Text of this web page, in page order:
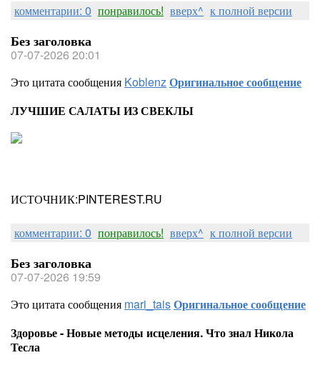
комментарии: 0 понравилось! вверх^ к полной версии
Без заголовка
07-07-2026 20:01
Это цитата сообщения KoblenzОригинальное сообщение
ЛУЧШИЕ САЛАТЫ ИЗ СВЕКЛЫ
ИСТОЧНИК:PINTEREST.RU
комментарии: 0 понравилось! вверх^ к полной версии
Без заголовка
07-07-2026 19:59
Это цитата сообщения mari_taisОригинальное сообщение
Здоровье - Новые методы исцеления. Что знал Никола
Тесла